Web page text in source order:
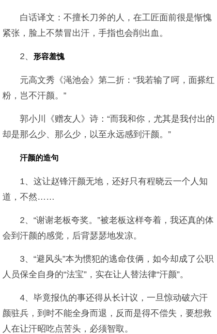
白话译文：不擅长刀斧的人，在工匠面前很是惭愧
紧张，脸上不禁冒出汗，手指也会削出血。
2、 形容羞愧
元高文秀《渑池会》第二折：“我若输了呵，面搽红
粉，岂不汗颜。”
郭小川《赠友人》诗：“而我和你，尤其是我付出的
却是那么少、那么少，以至永远感到汗颜。”
汗颜的造句
1、这让赵锋汗颜无地，还好只有程晓云一个人知
道，不然……
2、“谢谢老板夸奖。”被老板这样夸着，我还真的体
会到汗颜的感觉，后背瑟瑟地发凉。
3、“避风头”本为惯犯的逃命伎俩，如今却成了公职
人员保全自身的“法宝”，实在让人替法律“汗颜”。
4、毕竟报仇的事还得从长计议，一旦惊动破六汗
颜驻兵，到时不能全身而退，反而是得不偿失，要想救
人在让汗昭吃点苦头，必须智取。